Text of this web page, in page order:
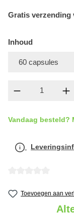
Gratis verzending
Inhoud
Vandaag besteld?
Toevoegen aan